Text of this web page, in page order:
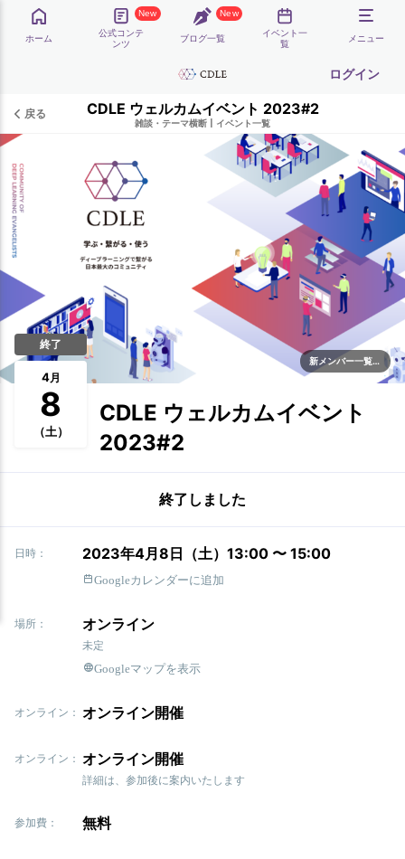
ホーム
New
公式コンテ
ンツ
New
ブログ一覧
イベント一
覧
メニュー
ログイン
戻る CDLE ウェルカムイベント 2023#2
雑談・テーマ横断 イベント一覧
新メンバー一覧歓迎
終了
4月
8
（土）
CDLE ウェルカムイベント
2023#2
終了しました
日時： 2023年4月8日（土）13:00 〜 15:00
Googleカレンダーに追加
場所： オンライン
未定
Googleマップを表示
オンライン： オンライン開催
オンライン： オンライン開催
詳細は、参加後に案内いたします
参加費： 無料